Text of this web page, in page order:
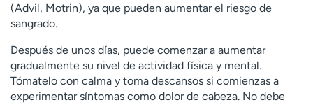
(Advil, Motrin), ya que pueden aumentar el riesgo de
sangrado.
Después de unos días, puede comenzar a aumentar
gradualmente su nivel de actividad física y mental.
Tómatelo con calma y toma descansos si comienzas a
experimentar síntomas como dolor de cabeza. No debe